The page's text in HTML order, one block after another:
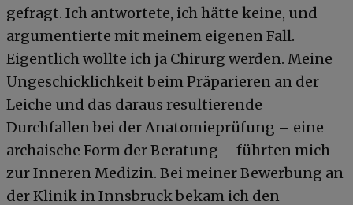
gefragt. Ich antwortete, ich hätte keine, und
argumentierte mit meinem eigenen Fall.
Eigentlich wollte ich ja Chirurg werden. Meine
Ungeschicklichkeit beim Präparieren an der
Leiche und das daraus resultierende
Durchfallen bei der Anatomieprüfung – eine
archaische Form der Beratung – führten mich
zur Inneren Medizin. Bei meiner Bewerbung an
der Klinik in Innsbruck bekam ich den